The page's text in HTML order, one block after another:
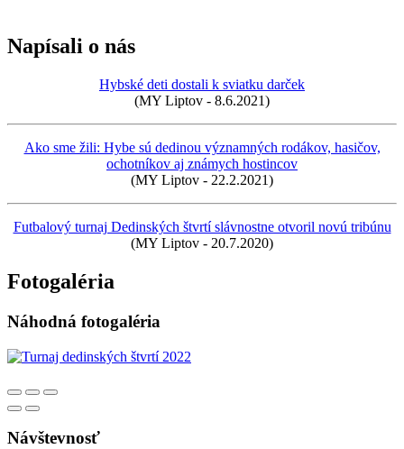
Napísali o nás
Hybské deti dostali k sviatku darček
(MY Liptov - 8.6.2021)
Ako sme žili: Hybe sú dedinou významných rodákov, hasičov,
ochotníkov aj známych hostincov
(MY Liptov - 22.2.2021)
Futbalový turnaj Dedinských štvrtí slávnostne otvoril novú tribúnu
(MY Liptov - 20.7.2020)
Fotogaléria
Náhodná fotogaléria
Návštevnosť